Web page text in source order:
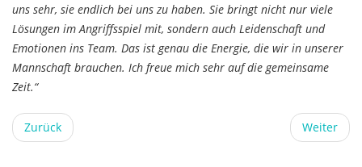
uns sehr, sie endlich bei uns zu haben. Sie bringt nicht nur viele
Lösungen im Angriffsspiel mit, sondern auch Leidenschaft und
Emotionen ins Team. Das ist genau die Energie, die wir in unserer
Mannschaft brauchen. Ich freue mich sehr auf die gemeinsame
Zeit.“
Zurück Weiter